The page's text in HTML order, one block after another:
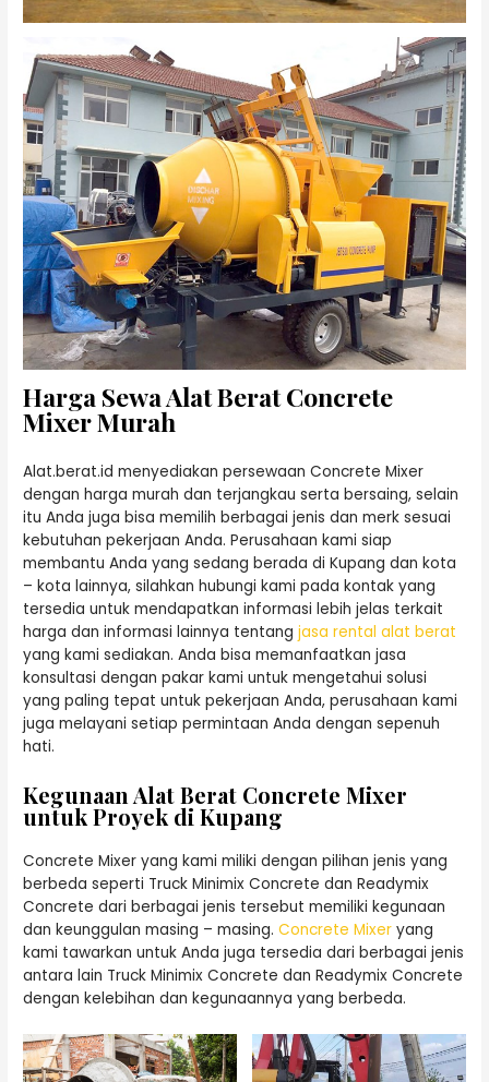
Harga Sewa Alat Berat Concrete
Mixer Murah
Alat.berat.id menyediakan persewaan Concrete Mixer
dengan harga murah dan terjangkau serta bersaing, selain
itu Anda juga bisa memilih berbagai jenis dan merk sesuai
kebutuhan pekerjaan Anda. Perusahaan kami siap
membantu Anda yang sedang berada di Kupang dan kota
– kota lainnya, silahkan hubungi kami pada kontak yang
tersedia untuk mendapatkan informasi lebih jelas terkait
harga dan informasi lainnya tentangjasa rental alat berat
yang kami sediakan. Anda bisa memanfaatkan jasa
konsultasi dengan pakar kami untuk mengetahui solusi
yang paling tepat untuk pekerjaan Anda, perusahaan kami
juga melayani setiap permintaan Anda dengan sepenuh
hati.
Kegunaan Alat Berat Concrete Mixer
untuk Proyek di Kupang
Concrete Mixer yang kami miliki dengan pilihan jenis yang
berbeda seperti Truck Minimix Concrete dan Readymix
Concrete dari berbagai jenis tersebut memiliki kegunaan
dan keunggulan masing – masing.Concrete Mixer yang
kami tawarkan untuk Anda juga tersedia dari berbagai jenis
antara lain Truck Minimix Concrete dan Readymix Concrete
dengan kelebihan dan kegunaannya yang berbeda.